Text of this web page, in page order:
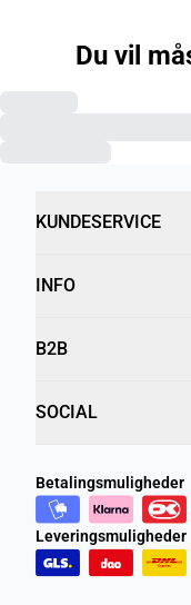
Du vil
KUNDESERVICE
INFO
B2B
SOCIAL
Betalingsmuligheder
Leveringsmuligheder